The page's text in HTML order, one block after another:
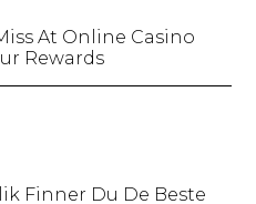
At Online Casino
Rewards
Finner Du De Beste